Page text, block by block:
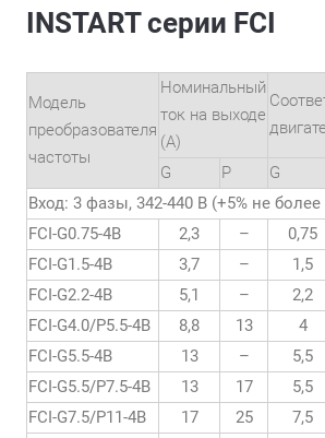
INSTART серии FCI
Модель
преобразователя
частоты
Номинальный
ток на выходе
(А)
G
P G
Вход: 3 фазы, 342-440 В (+5% не
FCI-G0.75-4B
2,3 – 0,75
FCI-G1.5-4B 3,7 – 1,5
FCI-G2.2-4B
5,1 – 2,2
FCI-G4.0/P5.5-4B
8,8 13 4
FCI-G5.5-4B
13 – 5,5
FCI-G5.5/P7.5-4B
13 17 5,5
FCI-G7.5/P11-4B
17 25 7,5